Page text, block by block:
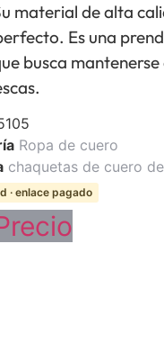
material de alta
Es una
busca
Ropa de cuero
chaquetas de cuero
· enlace pagado